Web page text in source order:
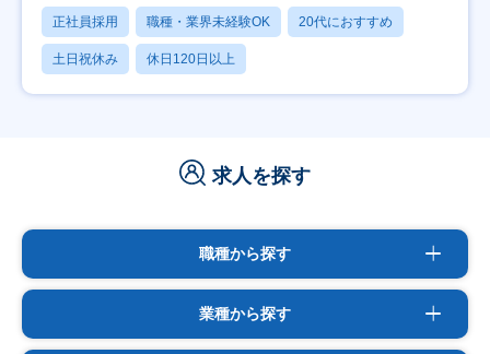
正社員採用 職種・業界未経験OK 20代におすすめ
土日祝休み 休日120日以上
求人を探す
職種から探す
業種から探す